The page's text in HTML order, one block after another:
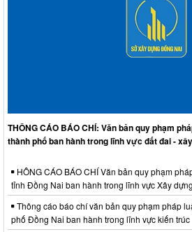
THÔNG CÁO BÁO CHÍ: Văn bản quy phạm
thành phố ban hành trong lĩnh vực đất đai -
HÔNG CÁO BÁO CHÍ Văn bản quy phạm
tỉnh Đồng Nai ban hành trong lĩnh vực Xây dựng
Thông cáo báo chí văn bản quy phạm pháp
phố Đồng Nai ban hành trong lĩnh vực kiến trúc